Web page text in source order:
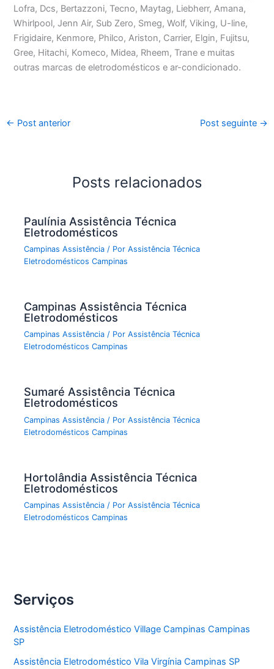
Lofra, Dcs, Bertazzoni, Tecno, Maytag, Liebherr, Amana,
Whirlpool, Jenn Air, Sub Zero, Smeg, Wolf, Viking, U-line,
Frigidaire, Kenmore, Philco, Ariston, Carrier, Elgin, Fujitsu,
Gree, Hitachi, Komeco, Midea, Rheem, Trane e muitas
outras marcas de eletrodomésticos e ar-condicionado.
← Post anterior Post seguinte →
Posts relacionados
Paulínia Assistência Técnica
Eletrodomésticos
Campinas Assistência / PorAssistência Técnica
Eletrodomésticos Campinas
Campinas Assistência Técnica
Eletrodomésticos
Campinas Assistência / PorAssistência Técnica
Eletrodomésticos Campinas
Sumaré Assistência Técnica
Eletrodomésticos
Campinas Assistência / PorAssistência Técnica
Eletrodomésticos Campinas
Hortolândia Assistência Técnica
Eletrodomésticos
Campinas Assistência / PorAssistência Técnica
Eletrodomésticos Campinas
Serviços
Assistência Eletrodoméstico Village Campinas Campinas
SP
Assistência Eletrodoméstico Vila Virgínia Campinas SP